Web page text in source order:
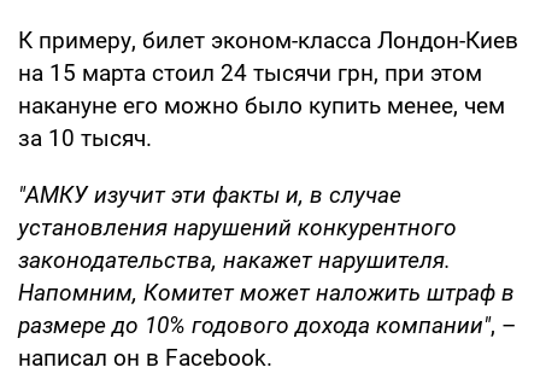
К примеру, билет эконом-класса Лондон-Киев
на 15 марта стоил 24 тысячи грн, при этом
накануне его можно было купить менее, чем
за 10 тысяч.
"АМКУ изучит эти факты и, в случае
установления нарушений конкурентного
законодательства, накажет нарушителя.
Напомним, Комитет может наложить штраф в
размере до 10% годового дохода компании", –
написал он в Facebook.